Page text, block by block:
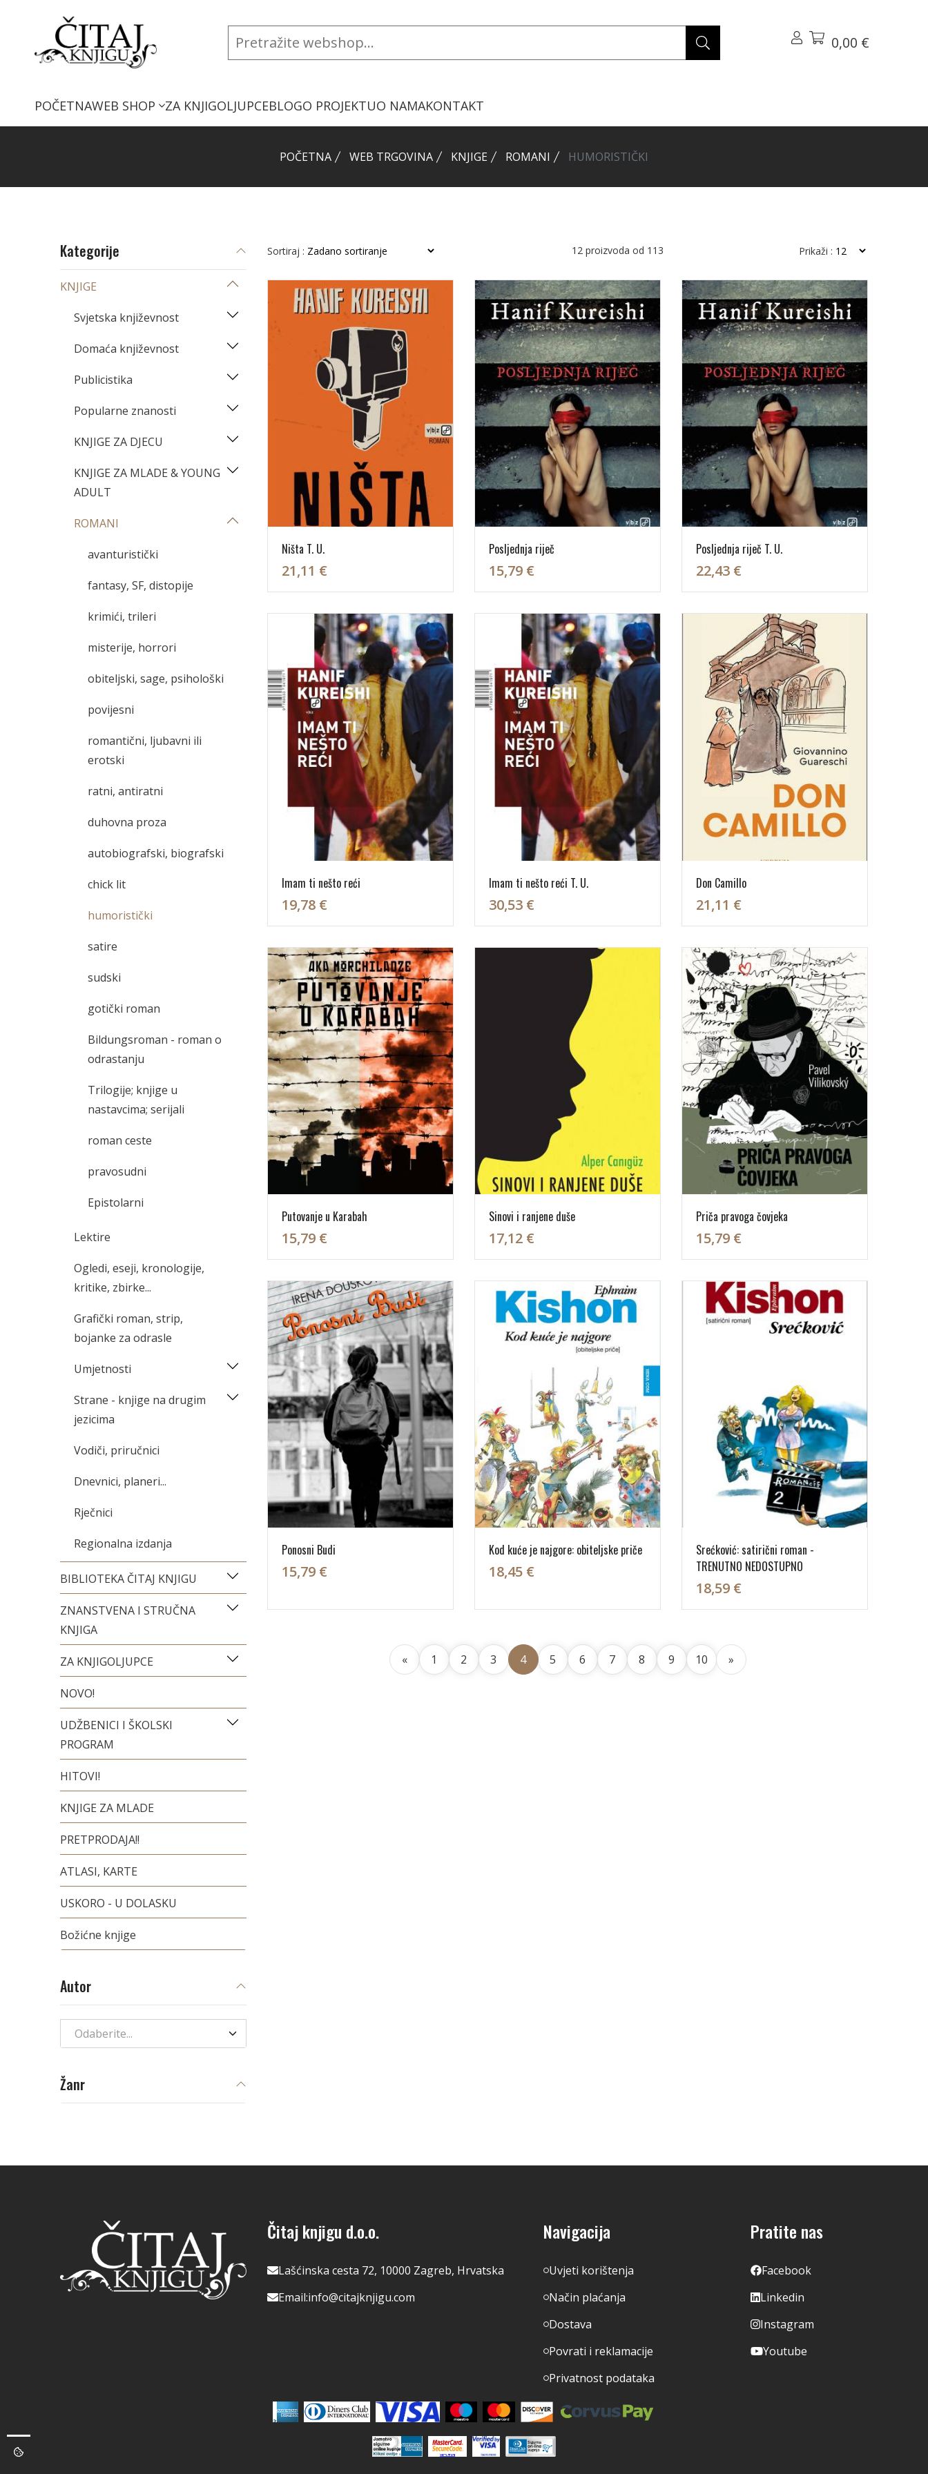
0,00 €
POČETNAWEB SHOP ZA KNJIGOLJUPCEBLOGO PROJEKTUO NAMAKONTAKT
POČETNA WEB TRGOVINA KNJIGE ROMANI HUMORISTIČKI
Sortiraj : 12 proizvoda od 113 Prikaži :
Ništa T. U.
21,11 €
Posljednja riječ
15,79 €
Posljednja riječ T. U.
22,43 €
Imam ti nešto reći
19,78 €
Imam ti nešto reći T. U.
30,53 €
Don Camillo
21,11 €
Putovanje u Karabah
15,79 €
Sinovi i ranjene duše
17,12 €
Priča pravoga čovjeka
15,79 €
Ponosni Budi
15,79 €
Kod kuće je najgore: obiteljske priče
18,45 €
Srećković: satirični roman -
TRENUTNO NEDOSTUPNO
18,59 €
« 1 2 3 4 5 6 7 8 9 10 »
Kategorije
KNJIGE
Svjetska književnost
Domaća književnost
Publicistika
Popularne znanosti
KNJIGE ZA DJECU
KNJIGE ZA MLADE & YOUNG
ADULT
ROMANI
avanturistički
fantasy, SF, distopije
krimići, trileri
misterije, horrori
obiteljski, sage, psihološki
povijesni
romantični, ljubavni ili
erotski
ratni, antiratni
duhovna proza
autobiografski, biografski
chick lit
humoristički
satire
sudski
gotički roman
Bildungsroman - roman o
odrastanju
Trilogije; knjige u
nastavcima; serijali
roman ceste
pravosudni
Epistolarni
Lektire
Ogledi, eseji, kronologije,
kritike, zbirke...
Grafički roman, strip,
bojanke za odrasle
Umjetnosti
Strane - knjige na drugim
jezicima
Vodiči, priručnici
Dnevnici, planeri...
Rječnici
Regionalna izdanja
BIBLIOTEKA ČITAJ KNJIGU
ZNANSTVENA I STRUČNA
KNJIGA
ZA KNJIGOLJUPCE
NOVO!
UDŽBENICI I ŠKOLSKI
PROGRAM
HITOVI!
KNJIGE ZA MLADE
PRETPRODAJA!!
ATLASI, KARTE
USKORO - U DOLASKU
Božićne knjige
Autor
Odaberite...
Žanr
Čitaj knjigu d.o.o.
Lašćinska cesta 72, 10000 Zagreb, Hrvatska
Email:info@citajknjigu.com
Navigacija
Uvjeti korištenja
Način plaćanja
Dostava
Povrati i reklamacije
Privatnost podataka
Pratite nas
Facebook
Linkedin
Instagram
Youtube